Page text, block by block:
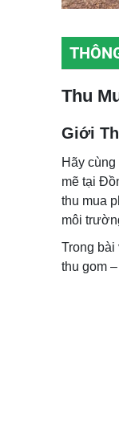
Thu
Giới
Hãy cùng
mẽ tại
thu mua
môi
Trong bài
thu gom